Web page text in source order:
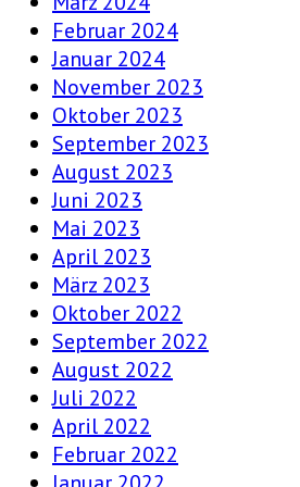
Februar 2024
Januar 2024
November 2023
Oktober 2023
September 2023
August 2023
Juni 2023
Mai 2023
April 2023
März 2023
Oktober 2022
September 2022
August 2022
Juli 2022
April 2022
Februar 2022